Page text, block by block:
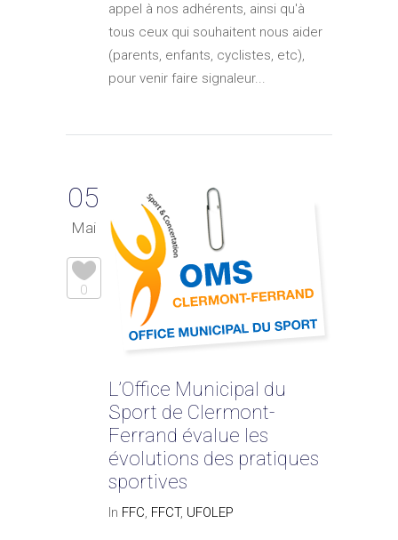
appel à nos adhérents, ainsi qu'à
tous ceux qui souhaitent nous aider
(parents, enfants, cyclistes, etc),
pour venir faire signaleur...
05
Mai
0
L’Office Municipal du
Sport de Clermont-
Ferrand évalue les
évolutions des pratiques
sportives
In FFC, FFCT, UFOLEP